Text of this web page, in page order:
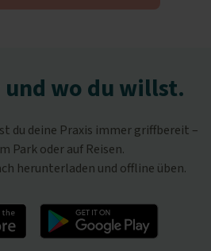
und wo du willst.
du deine Praxis immer griffbereit –
Park oder auf Reisen.
herunterladen und offline üben.